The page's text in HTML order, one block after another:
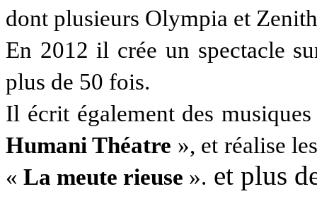
dont plusieurs Olympia et
En 2012 il crée un spectacle
plus de 50 fois.
Il écrit également des
Humani Théatre », et réalise
« La meute rieuse ». et plus